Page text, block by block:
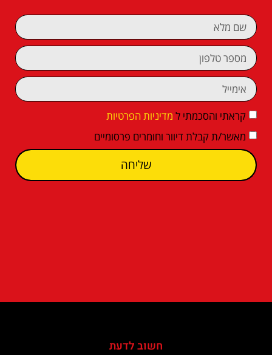
קראתי והסכמתי ל מדיניות הפרטיות
מאשר/ת קבלת דיוור וחומרים פרסומיים
שליחה
חשוב לדעת